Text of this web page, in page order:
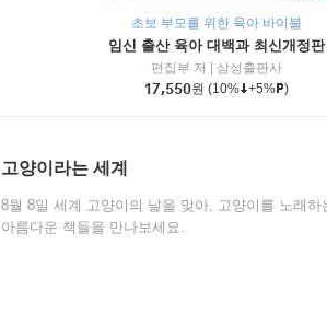
초보 부모를 위한 육아 바이블
임신 출산 육아 대백과 최신개정판
편집부 저
삼성출판사
17,550원 (10% +5% )
고양이라는 세계
8월 8일 세계 고양이의 날을 맞아, 고양이를 노래하
아름다운 책들을 만나보세요.